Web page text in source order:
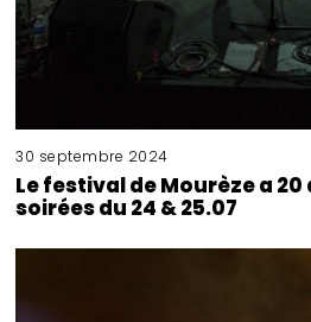
30 septembre 2024
Le festival de Mourèze a
soirées du 24 & 25.07